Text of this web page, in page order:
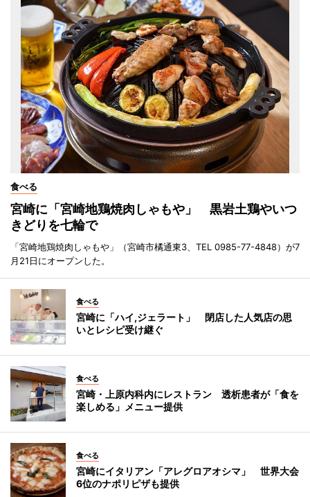
食べる
宮崎に「宮崎地鶏焼肉しゃもや」 黒岩土鶏やいつ
きどりを七輪で
「宮崎地鶏焼肉しゃもや」（宮崎市橘通東3、TEL 0985-77-4848）が7
月21日にオープンした。
食べる
宮崎に「ハイ,ジェラート」 閉店した人気店の思
いとレシピ受け継ぐ
食べる
宮崎・上原内科内にレストラン 透析患者が「食を
楽しめる」メニュー提供
食べる
宮崎にイタリアン「アレグロアオシマ」 世界大会
6位のナポリピザも提供